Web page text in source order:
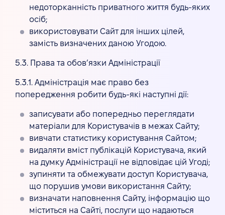
недоторканність приватного життя будь-яких
осіб;
використовувати Сайт для інших цілей,
замість визначених даною Угодою.
5.3. Права та обов’язки Адміністрації
5.3.1. Адміністрація має право без
попередження робити будь-які наступні дії:
записувати або попередньо переглядати
матеріали для Користувачів в межах Сайту;
вивчати статистику користування Сайтом;
видаляти вміст публікацій Користувача, який
на думку Адміністрації не відповідає цій Угоді;
зупиняти та обмежувати доступ Користувача,
що порушив умови використання Сайту;
визначати наповнення Сайту, інформацію що
міститься на Сайті, послуги що надаються